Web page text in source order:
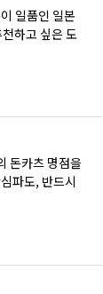
일품인 일본
하고 싶은 도
돈카츠 명점을
파도, 반드시